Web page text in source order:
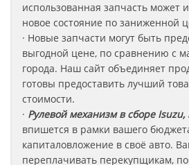
использованная запчасть может
новое состояние по заниженной
· Новые запчасти могут быть
выгодной цене, по сравнению с
города. Наш сайт объединяет
готовы предоставить лучший
стоимости.
· Рулевой механизм в сборе Isuzu,
впишется в рамки вашего
капиталовложение в своё авто.
переплачивать перекупщикам,